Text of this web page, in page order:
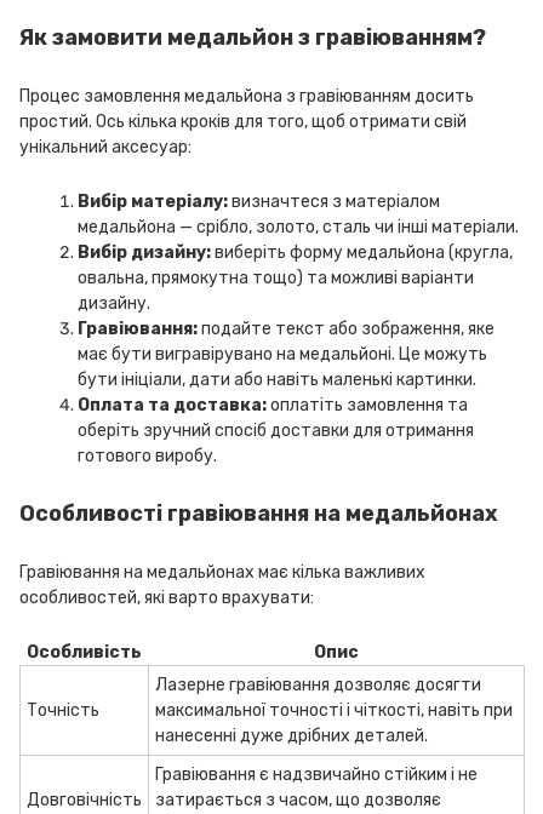
Як замовити медальйон з гравіюванням?
Процес замовлення медальйона з гравіюванням досить
простий. Ось кілька кроків для того, щоб отримати свій
унікальний аксесуар:
Вибір матеріалу:визначтеся з матеріалом
медальйона — срібло, золото, сталь чи інші матеріали.
Вибір дизайну:виберіть форму медальйона (кругла,
овальна, прямокутна тощо) та можливі варіанти
дизайну.
Гравіювання:подайте текст або зображення, яке
має бути вигравірувано на медальйоні. Це можуть
бути ініціали, дати або навіть маленькі картинки.
Оплата та доставка:оплатіть замовлення та
оберіть зручний спосіб доставки для отримання
готового виробу.
Особливості гравіювання на медальйонах
Гравіювання на медальйонах має кілька важливих
особливостей, які варто врахувати:
Особливість Опис
Точність
Лазерне гравіювання дозволяє досягти
максимальної точності і чіткості, навіть при
нанесенні дуже дрібних деталей.
Довговічність
Гравіювання є надзвичайно стійким і не
затирається з часом, що дозволяє